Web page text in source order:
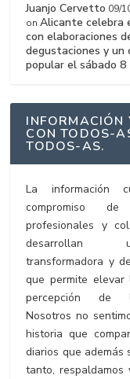
Juanjo Cervetto 09/
onAlicante celebra
con elaboraciones
degustaciones y un
popular el sábado 8
INFORMACIÓN
CON TODOS-
TODOS-AS.
La información
compromiso
profesionales y
desarrollan
transformadora y
que permite elevar
percepción de
Nosotros no
historia que
diarios que además
tanto, respaldamos